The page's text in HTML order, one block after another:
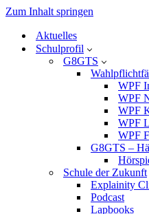
Zum Inhalt springen
Aktuelles
Schulprofil
G8GTS
WPF
WPF
WPF
WPF
WPF
G8GTS –
Schule der Zukunft
Explainity
Podcast
Lapbooks